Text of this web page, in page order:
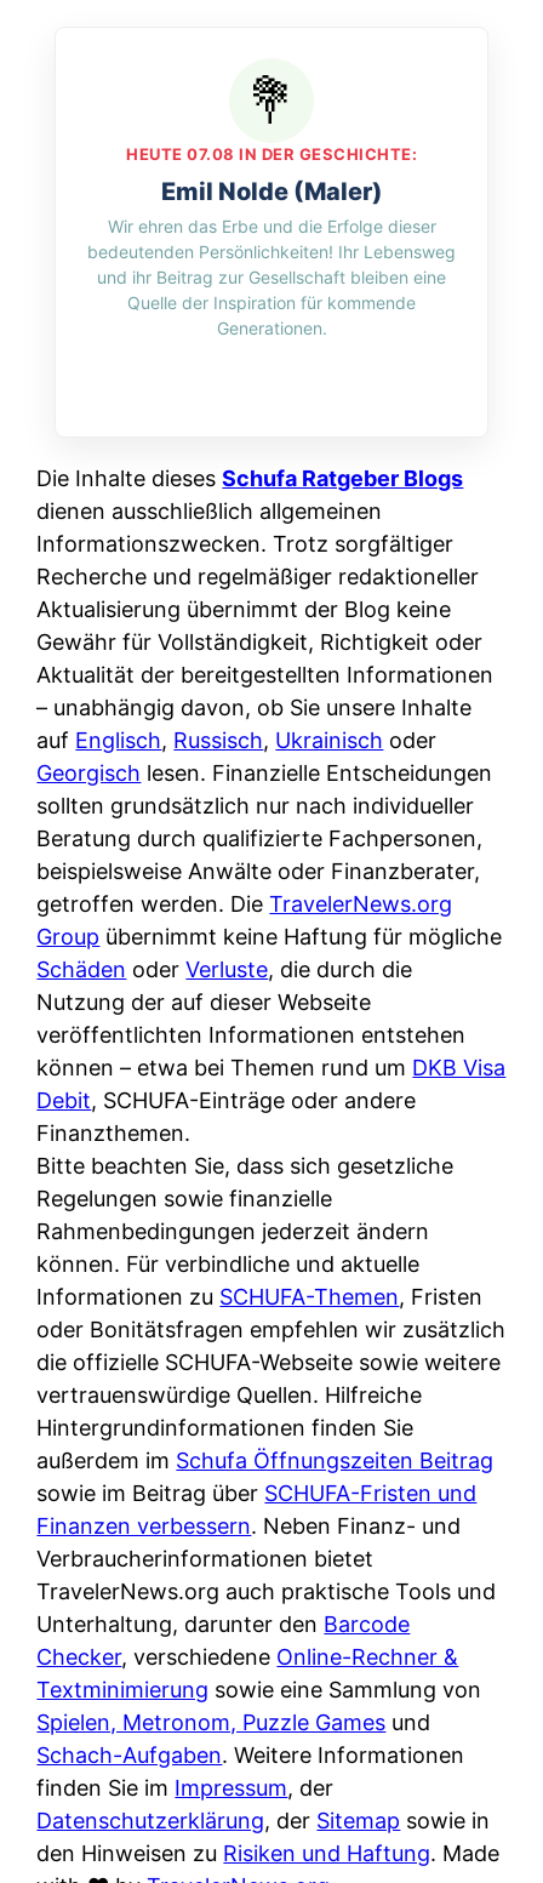
n
w
i
r
h
r
n
f
u
n
i
e
r
e
n
r
u
s
s
i
s
c
h
e
B
a
n
k
k
a
r
t
e
n
M
I
R
?
&
O
n
l
W
t
i
r
k
c
k
o
t
n
o
u
w
i
t
e
e
t
s
i
e
M
y
h
o
s
n
d
e
r
S
c
h
u
t
z
d
e
r
F
i
r
m
a
a
m
p
r
i
v
a
t
e
n
K
ü
c
h
e
n
t
i
s
c
h
e
n
d
e
HEUTE 07.08 IN DER GESCHICHTE:
Emil Nolde (Maler)
Wir ehren das Erbe und die Erfolge dieser
bedeutenden Persönlichkeiten! Ihr Lebensweg
und ihr Beitrag zur Gesellschaft bleiben eine
Quelle der Inspiration für kommende
Generationen.
Die Inhalte diesesSchufa Ratgeber Blogs
dienen ausschließlich allgemeinen
Informationszwecken. Trotz sorgfältiger
Recherche und regelmäßiger redaktioneller
Aktualisierung übernimmt der Blog keine
Gewähr für Vollständigkeit, Richtigkeit oder
Aktualität der bereitgestellten Informationen
– unabhängig davon, ob Sie unsere Inhalte
auf Englisch, Russisch, Ukrainisch oder
Georgisch lesen. Finanzielle Entscheidungen
sollten grundsätzlich nur nach individueller
Beratung durch qualifizierte Fachpersonen,
beispielsweise Anwälte oder Finanzberater,
getroffen werden. DieTravelerNews.org
Group übernimmt keine Haftung für mögliche
Schäden oderVerluste, die durch die
Nutzung der auf dieser Webseite
veröffentlichten Informationen entstehen
können – etwa bei Themen rund um DKB Visa
Debit, SCHUFA-Einträge oder andere
Finanzthemen.
Bitte beachten Sie, dass sich gesetzliche
Regelungen sowie finanzielle
Rahmenbedingungen jederzeit ändern
können. Für verbindliche und aktuelle
Informationen zu SCHUFA-Themen, Fristen
oder Bonitätsfragen empfehlen wir zusätzlich
die offizielle SCHUFA-Webseite sowie weitere
vertrauenswürdige Quellen. Hilfreiche
Hintergrundinformationen finden Sie
außerdem im Schufa Öffnungszeiten Beitrag
sowie im Beitrag über SCHUFA-Fristen und
Finanzen verbessern. Neben Finanz- und
Verbraucherinformationen bietet
TravelerNews.org auch praktische Tools und
Unterhaltung, darunter den Barcode
Checker, verschiedene Online-Rechner &
Textminimierung sowie eine Sammlung von
Spielen, Metronom, Puzzle Games und
Schach-Aufgaben. Weitere Informationen
finden Sie im Impressum, der
Datenschutzerklärung, der Sitemap sowie in
den Hinweisen zu Risiken und Haftung. Made